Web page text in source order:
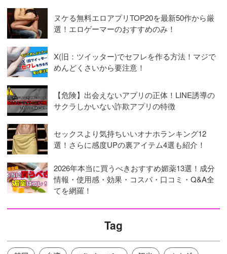
ヌケる無料エロアプリTOP20を最新50作から厳
選！エロゲーマーのおすすめのみ！
X(旧：ツイッター)でセフレを作る方法！マジで
めんどくさいから要注意！
【危険】出会えないアプリの正体！LINE誘導の
サクラしかいない詐欺アプリの特徴
セックスより気持ちいいオナホランキング12
選！さらに感度UPの裏アイテム4選も紹介！
2026年本当に買うべきおすすめ媚薬13選！成分
情報・使用感・効果・コスパ・口コミ・Q&A全
てを網羅！
Tag